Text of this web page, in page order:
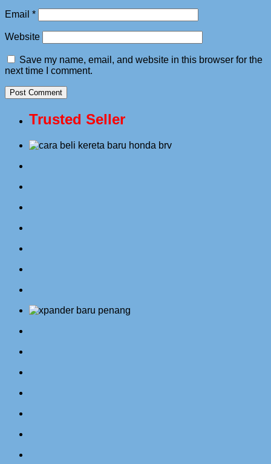
Email *
Website
Save my name, email, and website in this browser for the
next time I comment.
Trusted Seller